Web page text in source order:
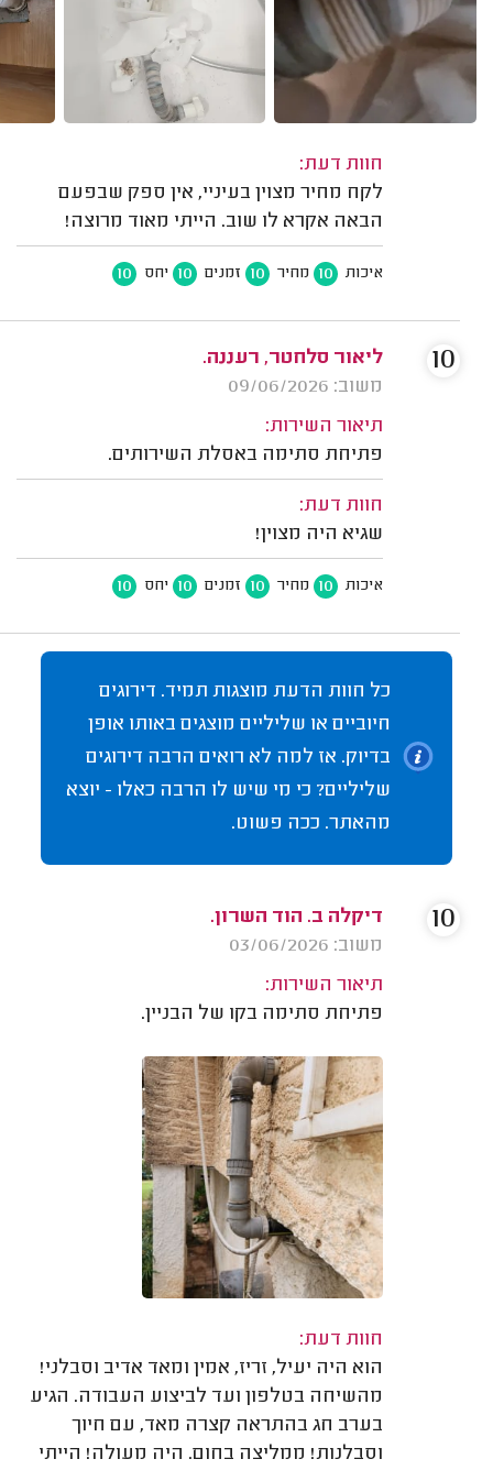
חוות דעת:
לקח מחיר מצוין בעיניי, אין ספק שבפעם
הבאה אקרא לו שוב. הייתי מאוד מרוצה!
איכות 10 מחיר 10 זמנים 10 יחס 10
ליאור סלחטר, רעננה.
משוב: 09/06/2026
תיאור השירות:
פתיחת סתימה באסלת השירותים.
חוות דעת:
שגיא היה מצוין!
איכות 10 מחיר 10 זמנים 10 יחס 10
10
כל חוות הדעת מוצגות תמיד. דירוגים
חיוביים או שליליים מוצגים באותו אופן
בדיוק. אז למה לא רואים הרבה דירוגים
שליליים? כי מי שיש לו הרבה כאלו - יוצא
מהאתר. ככה פשוט.
דיקלה ב. הוד השרון.
משוב: 03/06/2026
תיאור השירות:
פתיחת סתימה בקו של הבניין.
חוות דעת:
הוא היה יעיל, זריז, אמין ומאד אדיב וסבלני!
מהשיחה בטלפון ועד לביצוע העבודה. הגיע
בערב חג בהתראה קצרה מאד, עם חיוך
וסבלנות! ממליצה בחום. היה מעולה! הייתי
10